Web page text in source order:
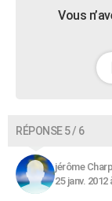
Vous
RÉPONSE 5 / 6
jérôme
25 janv. 2012